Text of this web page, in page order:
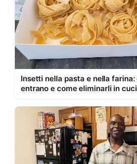
Insetti nella pasta e nella
entrano e come eliminarli in